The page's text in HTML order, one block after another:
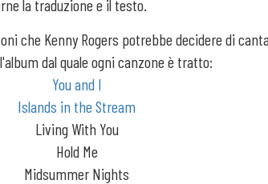
la traduzione e il testo.
che Kenny Rogers potrebbe decidere di
dal quale ogni canzone è tratto:
You and I
Islands in the Stream
Living With You
Hold Me
Midsummer Nights